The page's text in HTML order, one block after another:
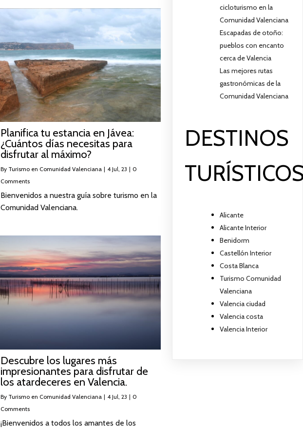
Planifica tu estancia en Jávea:
¿Cuántos días necesitas para
disfrutar al máximo?
By Turismo en Comunidad Valenciana | 4 Jul, 23 | 0
Comments
Bienvenidos a nuestra guía sobre turismo en la
Comunidad Valenciana.
Descubre los lugares más
impresionantes para disfrutar de
los atardeceres en Valencia.
By Turismo en Comunidad Valenciana | 4 Jul, 23 | 0
Comments
¡Bienvenidos a todos los amantes de los
cicloturismo en la
Comunidad Valenciana
Escapadas de otoño:
pueblos con encanto
cerca de Valencia
Las mejores rutas
gastronómicas de la
Comunidad Valenciana
DESTINOS
Alicante
Alicante Interior
Benidorm
Castellón Interior
Costa Blanca
Turismo Comunidad
Valenciana
Valencia ciudad
Valencia costa
Valencia Interior